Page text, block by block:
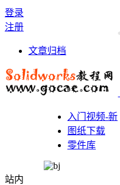
登录
注册
文章归档
入门视频-新
图纸下载
零件库
站内